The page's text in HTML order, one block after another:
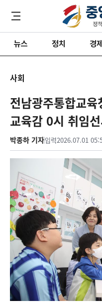
뉴스 정치 경제
사회
전남광주통합교
교육감 0시 취임
박종하 기자입력2026.07.01